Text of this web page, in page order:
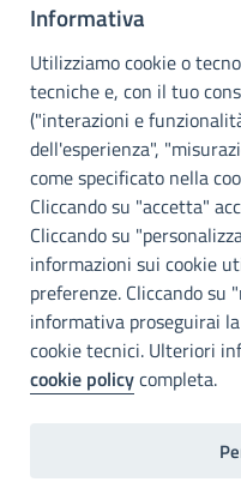
Città
Palermo
INFO E CONTATTI
I nostri canali social
Accessibilità
Città Metropolitana di
web accessibile,
che ha recepito la direttiva
del Consiglio.
Dichiarazione di accessibilità
Informativa
Utilizziamo cookie o
tecniche e, con il tuo
("interazioni e
dell'esperienza",
come specificato nella
Cliccando su "accetta"
Cliccando su
informazioni sui cookie
preferenze. Cliccando
informativa proseguirai
cookie tecnici. Ulteriori
cookie policycompleta.